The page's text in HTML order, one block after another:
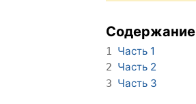
Содержание
1 Часть 1
2 Часть 2
3 Часть 3